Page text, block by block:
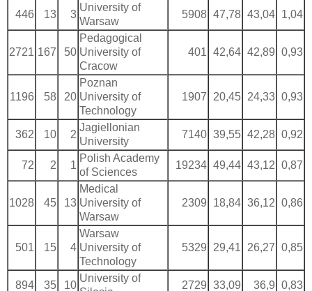
446 13 3
University of
Warsaw
5908 47,78 43,04 1,04
2721 167 50
Pedagogical
University of
Cracow
401 42,64 42,89 0,93
1196 58 20
Poznan
University of
Technology
1907 20,45 24,33 0,93
362 10 2
Jagiellonian
University
7140 39,55 42,28 0,92
72 2 1
Polish Academy
of Sciences
19234 49,44 43,12 0,87
1028 45 13
Medical
University of
Warsaw
2309 18,84 36,12 0,86
501 15 4
Warsaw
University of
Technology
5329 29,41 26,27 0,85
894 35 10
University of
2729 33,09 36,9 0,83